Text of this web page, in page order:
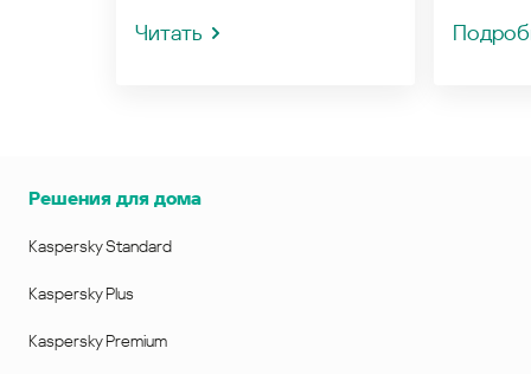
Читать
Решения для дома
Kaspersky Standard
Kaspersky Plus
Kaspersky Premium